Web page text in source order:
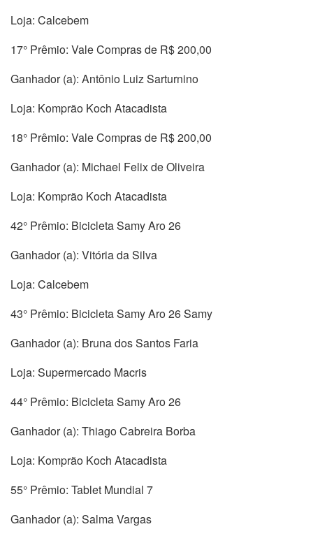
Loja: Calcebem
17° Prêmio: Vale Compras de R$ 200,00
Ganhador (a): Antônio Luiz Sarturnino
Loja: Komprão Koch Atacadista
18° Prêmio: Vale Compras de R$ 200,00
Ganhador (a): Michael Felix de Oliveira
Loja: Komprão Koch Atacadista
42° Prêmio: Bicicleta Samy Aro 26
Ganhador (a): Vitória da Silva
Loja: Calcebem
43° Prêmio: Bicicleta Samy Aro 26 Samy
Ganhador (a): Bruna dos Santos Faria
Loja: Supermercado Macris
44° Prêmio: Bicicleta Samy Aro 26
Ganhador (a): Thiago Cabreira Borba
Loja: Komprão Koch Atacadista
55° Prêmio: Tablet Mundial 7
Ganhador (a): Salma Vargas